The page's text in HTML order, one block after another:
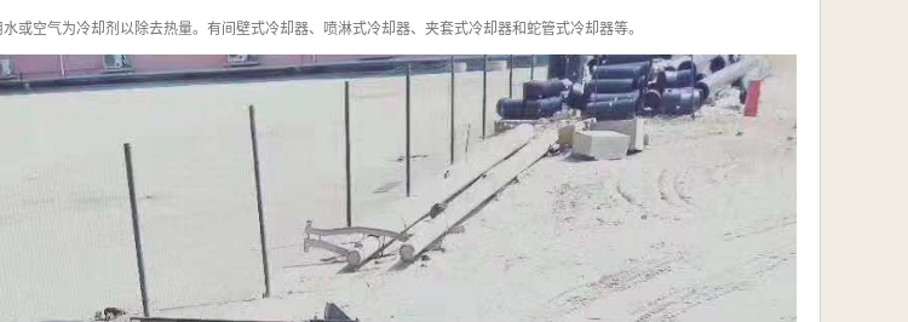
或空气为冷却剂以除去热量。有间壁式冷却器、喷淋式冷却器、夹套式冷却器和蛇管式冷却器等。